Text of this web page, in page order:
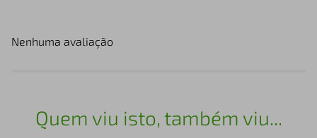
Nenhuma avaliação
Quem viu isto, também viu...